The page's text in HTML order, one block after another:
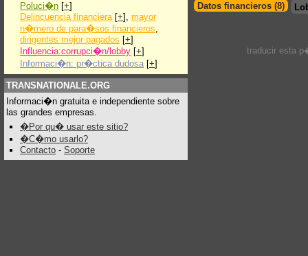
Poluci�n [+]
Delincuencia financiera[+], mayor
n�mero de para�sos financieros,
dirigentes mejor pagados [+]
Influencia:corrupci�n/lobby [+]
Informaci�n: pr�ctica dudosa [+]
TRANSNATIONALE.ORG
Informaci�n gratuita e independiente sobre
las grandes empresas.
�Por qu� usar este sitio?
�C�mo usarlo?
Contacto - Soporte
Datos financieros (8)
traducir esta